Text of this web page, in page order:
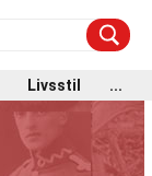
Livsstil ...